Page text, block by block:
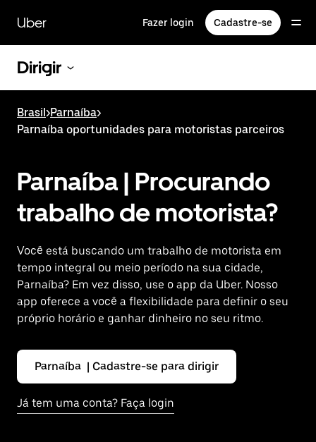
para
conteúdo
Uber Fazer login Cadastre-se
Dirigir
Brasil>Parnaíba>
Parnaíba oportunidades para motoristas parceiros
Parnaíba | Procurando
trabalho de motorista?
Você está buscando um trabalho de motorista em
tempo integral ou meio período na sua cidade,
Parnaíba? Em vez disso, use o app da Uber. Nosso
app oferece a você a flexibilidade para definir o seu
próprio horário e ganhar dinheiro no seu ritmo.
Parnaíba | Cadastre-se para dirigir
Já tem uma conta? Faça login